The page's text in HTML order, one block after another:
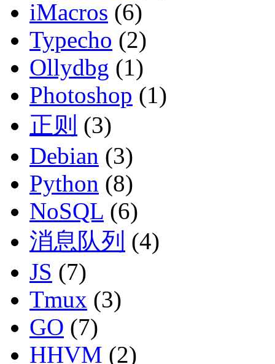
iMacros (6)
Typecho (2)
Ollydbg (1)
Photoshop (1)
正则 (3)
Debian (3)
Python (8)
NoSQL (6)
消息队列 (4)
JS (7)
Tmux (3)
GO (7)
HHVM (2)